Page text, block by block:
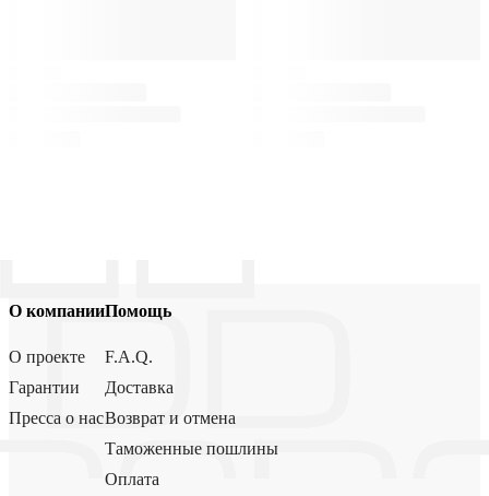
О компании
О проекте
Гарантии
Пресса о нас
Помощь
F.A.Q.
Доставка
Возврат и отмена
Таможенные пошлины
Оплата